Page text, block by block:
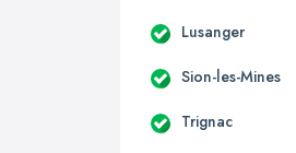
Lusanger
Sion-les-Mines
Trignac